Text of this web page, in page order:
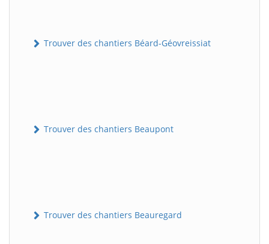
Trouver des chantiers Béard-Géovreissiat
Trouver des chantiers Beaupont
Trouver des chantiers Beauregard